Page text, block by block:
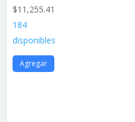
$11,255.41
184
disponibles
Agregar